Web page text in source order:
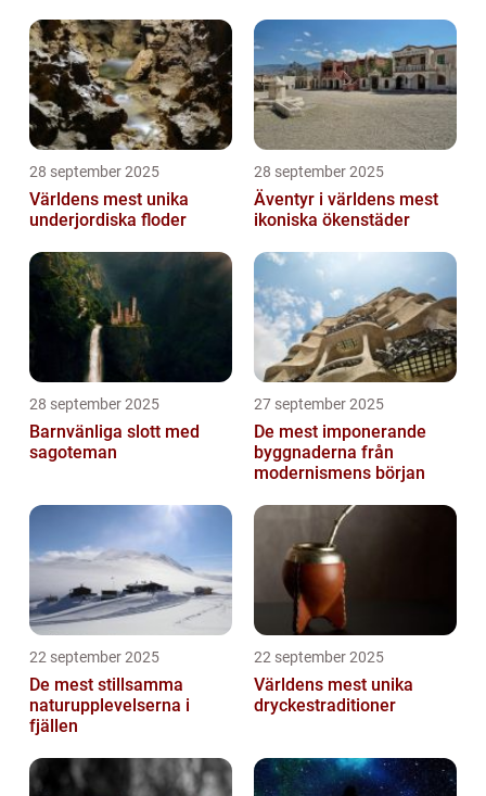
28 september 2025
Världens mest unika
underjordiska floder
28 september 2025
Äventyr i världens mest
ikoniska ökenstäder
28 september 2025
Barnvänliga slott med
sagoteman
27 september 2025
De mest imponerande
byggnaderna från
modernismens början
22 september 2025
De mest stillsamma
naturupplevelserna i
fjällen
22 september 2025
Världens mest unika
dryckestraditioner